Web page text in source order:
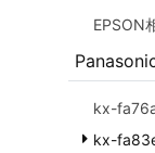
EPSON
kx-
kx-